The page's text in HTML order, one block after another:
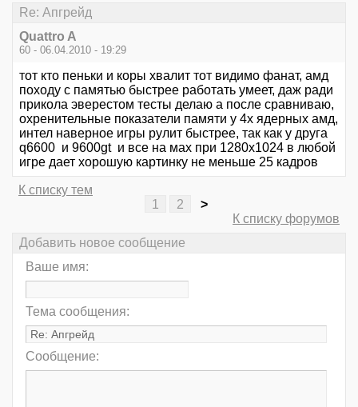
Re: Апгрейд
Quattro A
60 - 06.04.2010 - 19:29
тот кто пеньки и коры хвалит тот видимо фанат, амд
походу с памятью быстрее работать умеет, даж ради
прикола эверестом тесты делаю а после сравниваю,
охренительные показатели памяти у 4х ядерных амд,
интел наверное игры рулит быстрее, так как у друга
q6600 и 9600gt и все на мах при 1280х1024 в любой
игре дает хорошую картинку не меньше 25 кадров
К списку тем
1
2
>
К списку форумов
Добавить новое сообщение
Ваше имя:
Тема сообщения:
Сообщение: